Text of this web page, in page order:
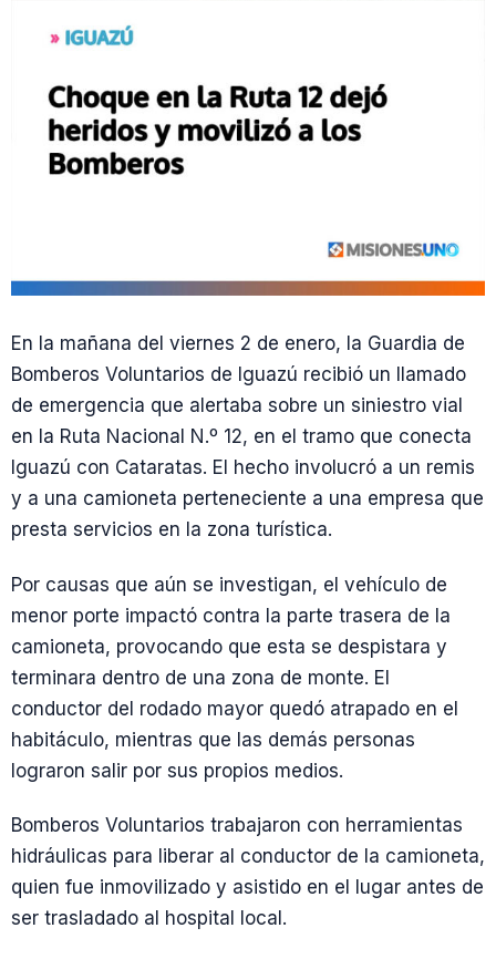
En la mañana del viernes 2 de enero, la Guardia de
Bomberos Voluntarios de Iguazú recibió un llamado
de emergencia que alertaba sobre un siniestro vial
en la Ruta Nacional N.º 12, en el tramo que conecta
Iguazú con Cataratas. El hecho involucró a un remis
y a una camioneta perteneciente a una empresa que
presta servicios en la zona turística.
Por causas que aún se investigan, el vehículo de
menor porte impactó contra la parte trasera de la
camioneta, provocando que esta se despistara y
terminara dentro de una zona de monte. El
conductor del rodado mayor quedó atrapado en el
habitáculo, mientras que las demás personas
lograron salir por sus propios medios.
Bomberos Voluntarios trabajaron con herramientas
hidráulicas para liberar al conductor de la camioneta,
quien fue inmovilizado y asistido en el lugar antes de
ser trasladado al hospital local.